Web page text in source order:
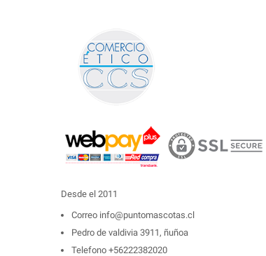
Desde el 2011
Correo info@puntomascotas.cl
Pedro de valdivia 3911, ñuñoa
Telefono +56222382020